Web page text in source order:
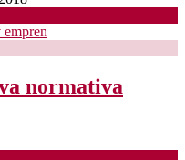
normativa